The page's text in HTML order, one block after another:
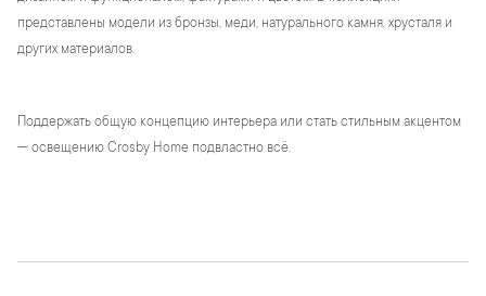
представлены модели из бронзы, меди, натурального камня, хрусталя и
других материалов.
Поддержать общую концепцию интерьера или стать стильным акцентом
— освещению Crosby Home подвластно всё.